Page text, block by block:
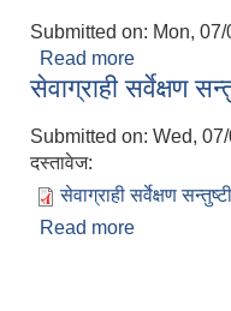
Submitted on: Mon,
Read more
सेवाग्राही सर्वेक्षण
Submitted on: Wed,
दस्तावेज:
सेवाग्राही सर्वेक्षण
Read more